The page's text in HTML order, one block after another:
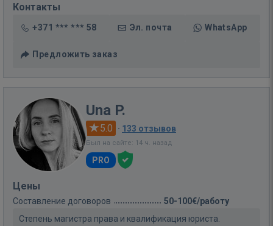
Контакты
+371 *** *** 58 Эл. почта WhatsApp
Предложить заказ
Una P.
5.0 · 133 отзывов
Был на сайте: 14 ч. назад
PRO
Цены
Составление договоров
50-100€/работу
Степень магистра права и квалификация юриста.